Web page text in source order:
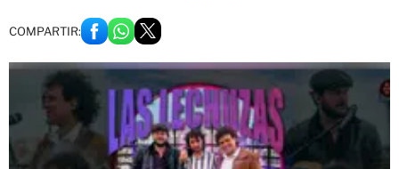
COMPARTIR: